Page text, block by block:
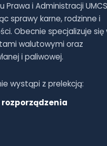
i Administracji UMCS
sprawy karne, rodzinne i
Obecnie specjalizuje się
walutowymi oraz
i paliwowej.
wystąpi z prelekcją: